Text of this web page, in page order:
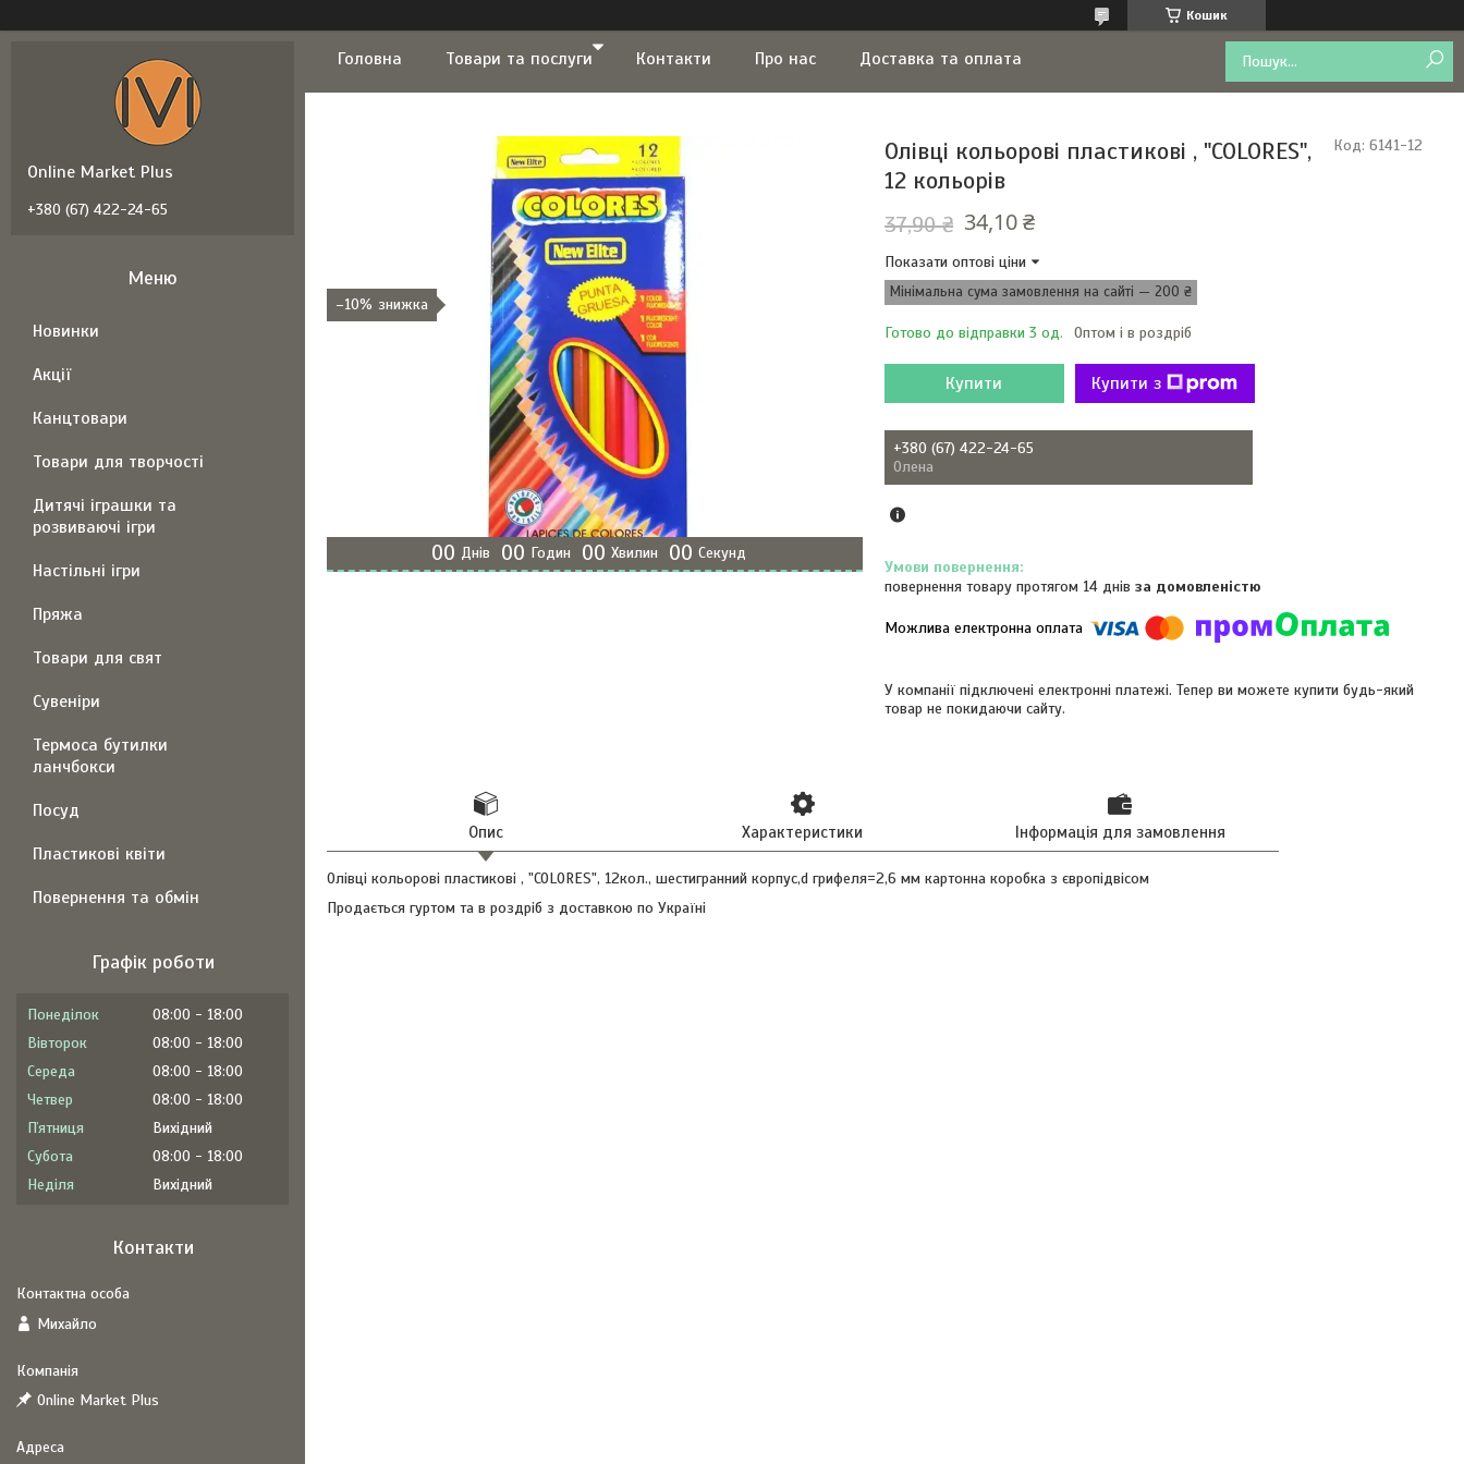
Кошик
Головна Товари та послуги Контакти Про нас Доставка та оплата
–10%
00 Днів 00 Годин 00 Хвилин 00 Секунд
Олівці кольорові пластикові , "COLORES",
12 кольорів
37,90 ₴ 34,10 ₴
Показати оптові ціни
Мінімальна сума замовлення на сайті — 200 ₴
Готово до відправки 3 од. Оптом і в роздріб
Код: 6141-12
Купити Купити з
+380 (67) 422-24-65
Олена
повернення товару протягом 14 днів за домовленістю
У компанії підключені електронні платежі. Тепер ви можете купити будь-який
товар не покидаючи сайту.
Опис Характеристики Інформація для замовлення
Олівці кольорові пластикові , "COLORES", 12кол., шестигранний корпус,d грифеля=2,6 мм картонна коробка з європідвісом
Продається гуртом та в роздріб з доставкою по Україні
Online Market Plus
+380 (67) 422-24-65
Новинки
Акції
Канцтовари
Товари для творчості
Дитячі іграшки та
розвиваючі ігри
Настільні ігри
Пряжа
Товари для свят
Сувеніри
Термоса бутилки
ланчбокси
Посуд
Пластикові квіти
Повернення та обмін
Графік роботи
Понеділок 08:00
18:00
Вівторок
08:00
18:00
Середа
08:00
18:00
Четвер
08:00
18:00
Пʼятниця
Вихідний
Субота
08:00
18:00
Неділя
Вихідний
Контакти
Михайло
Online Market Plus